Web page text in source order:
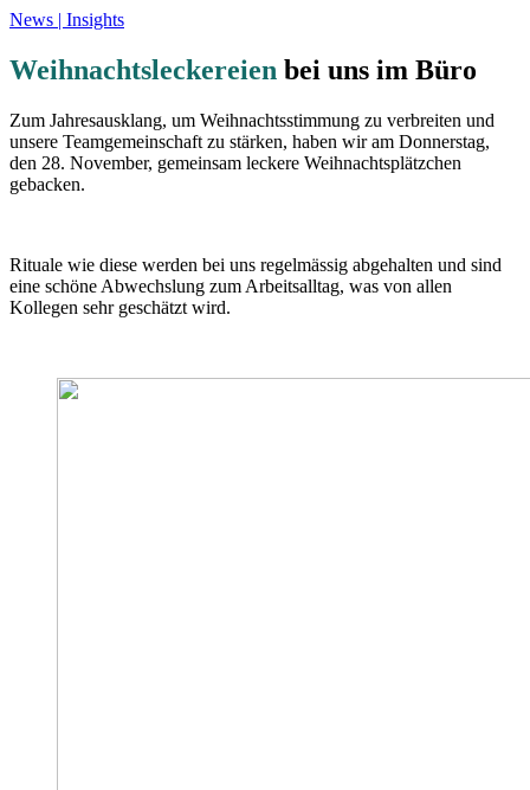
News | Insights
Weihnachtsleckereien bei uns im Büro
Zum Jahresausklang, um Weihnachtsstimmung zu verbreiten und
unsere Teamgemeinschaft zu stärken, haben wir am Donnerstag,
den 28. November, gemeinsam leckere Weihnachtsplätzchen
gebacken.
Rituale wie diese werden bei uns regelmässig abgehalten und sind
eine schöne Abwechslung zum Arbeitsalltag, was von allen
Kollegen sehr geschätzt wird.